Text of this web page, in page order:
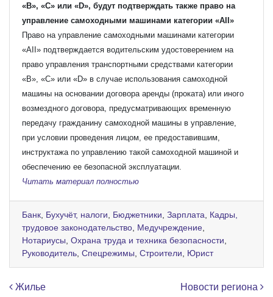
«B», «C» или «D», будут подтверждать также право на
управление самоходными машинами категории «AII»
Право на управление самоходными машинами категории
«AII» подтверждается водительским удостоверением на
право управления транспортными средствами категории
«B», «C» или «D» в случае использования самоходной
машины на основании договора аренды (проката) или иного
возмездного договора, предусматривающих временную
передачу гражданину самоходной машины в управление,
при условии проведения лицом, ее предоставившим,
инструктажа по управлению такой самоходной машиной и
обеспечению ее безопасной эксплуатации.
Читать материал полностью
Банк Бухучёт, налоги Бюджетники Зарплата
Кадры,
трудовое законодательство Медучреждение
Нотариусы Охрана труда и техника безопасности
Руководитель Спецрежимы Строители Юрист
Навигация по записям
Жилье Новости региона